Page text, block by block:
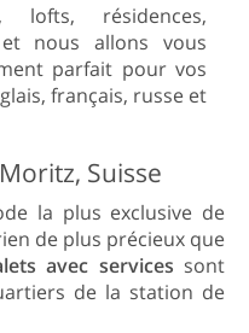
lofts, résidences,
et nous allons vous
parfait pour vos
français, russe et
Suisse
la plus exclusive de
de plus précieux que
avec services sont
de la station de